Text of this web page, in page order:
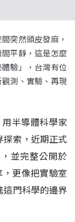
突然頭皮發麻，
平靜，這是怎麼
驗」，台灣有位
測、實驗、再現
半導體科學家
探索，近期正式
並完整公開於
，更像把實驗室
這門科學的邊界